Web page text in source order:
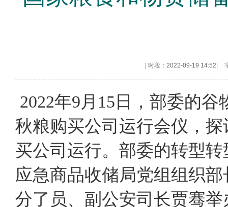
时段：2022-09-19 14:52
2022年9月15日，部委的
秋粮购买公司运行会仪，
买公司运行。部委的转型
应急商品收储局党组组织
分了员、副公安司长贾骞